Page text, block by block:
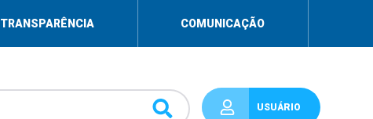
TRANSPARÊNCIA COMUNICAÇÃO
USUÁRIO